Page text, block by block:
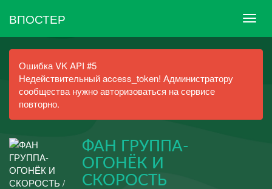
ВПОСТЕР
Ошибка VK API #5
Недействительный access_token! Администратору
сообщества нужно авторизоваться на сервисе
повторно.
ФАН ГРУППА-
ОГОНЁК И
СКОРОСТЬ